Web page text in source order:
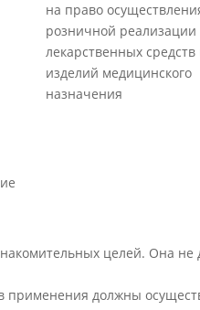
на право
розничной реализации
лекарственных средств
изделий медицинского
назначения
целей. Она не
должны